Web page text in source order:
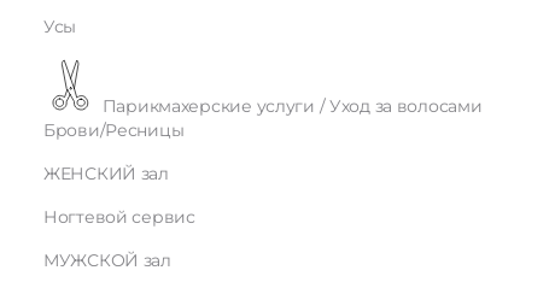
Усы
Парикмахерские услуги / Уход за волосами
Брови/Ресницы
ЖЕНСКИЙ зал
Ногтевой сервис
МУЖСКОЙ зал